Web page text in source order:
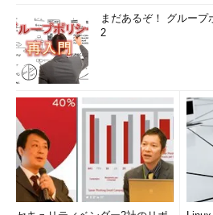
まだあるぞ！ グループ
2